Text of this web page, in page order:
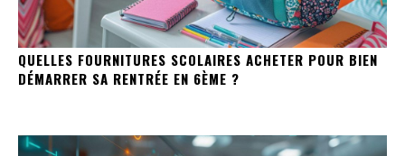
QUELLES FOURNITURES SCOLAIRES ACHETER POUR BIEN
DÉMARRER SA RENTRÉE EN 6ÈME ?